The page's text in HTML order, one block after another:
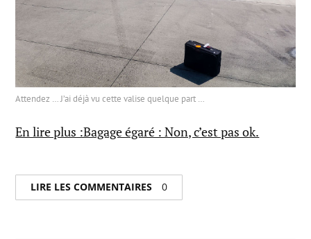
Attendez … J’ai déjà vu cette valise quelque part …
En lire plus :Bagage égaré : Non, c’est pas ok.
LIRE LES COMMENTAIRES 0